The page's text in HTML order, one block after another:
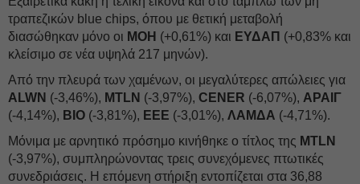
τραπεζικών blue chips, όπου με θετική μεταβολή
διασώθηκαν μόνο οι ΜΟΗ (+0,61%) και ΕΥΔΑΠ (+0,83% και
κλείσιμο σε νέα υψηλά 217 μηνών).
Από την πλευρά των χαμένων, οι μεγαλύτερες απώλειες για
ALWN (-3,46%), MTLN (-3,97%), CENER (-6,07%), ΑΡΑΙΓ
(-4,14%), ΒΙΟ (-3,81%), ΕΕΕ (-3,01%), ΛΑΜΔΑ (-4,71%).
Μόνιμα με αρνητικό πρόσημο κινήθηκε ο τίτλος της MTLN
(-3,97%), συμπληρώνοντας τρεις συνεχόμενες πτωτικές
συνεδριάσεις. Η επόμενη στήριξη εντοπίζεται στα 36,88